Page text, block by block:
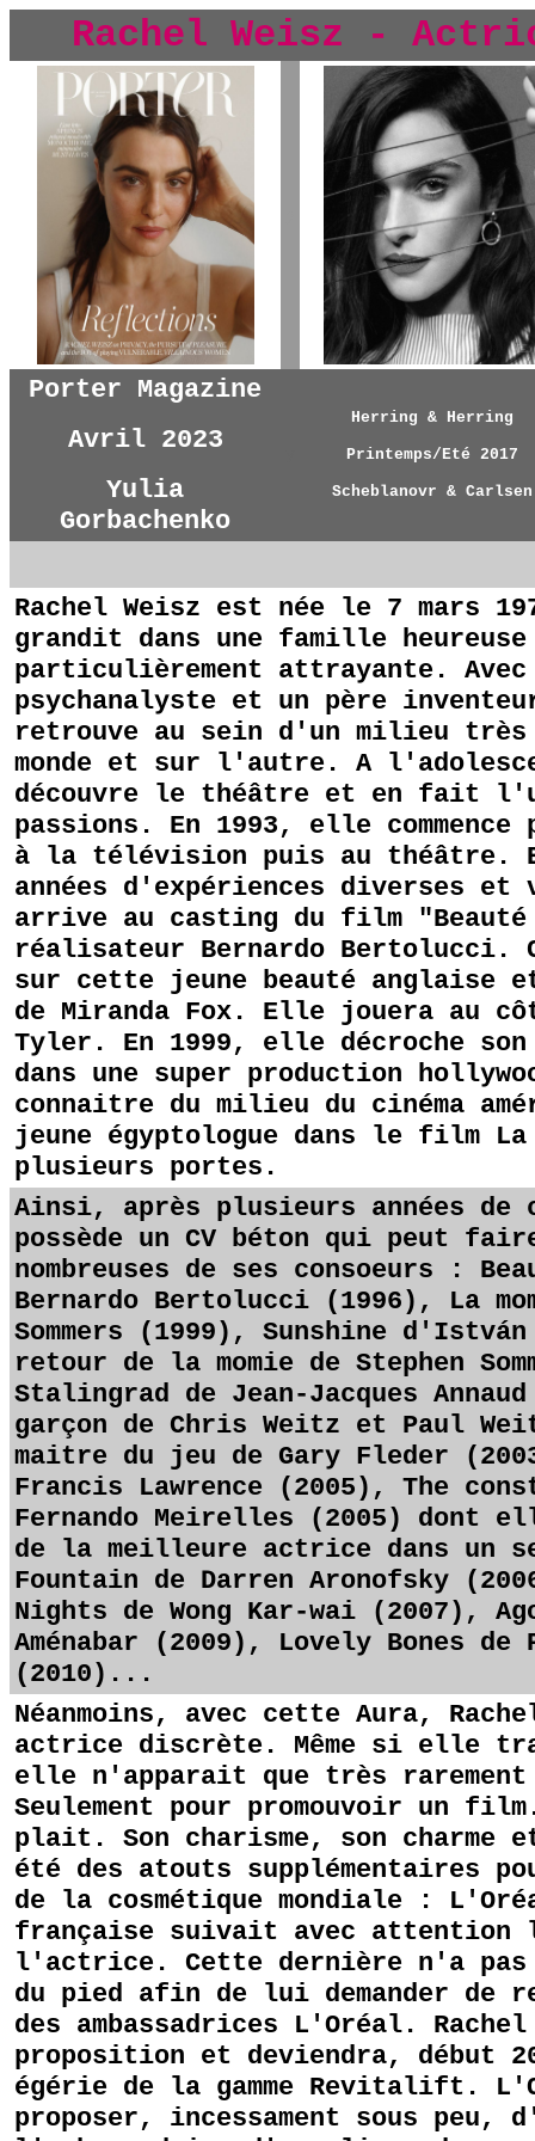
Rachel Weisz -
Porter Magazine
Avril 2023
Yulia
Gorbachenko
Herring & Herring
Printemps/Eté 2017
Scheblanovr & Carlsen
Rachel Weisz est née le 7 mars
grandit dans une famille
particulièrement attrayante. Avec
psychanalyste et un père
retrouve au sein d'un milieu
monde et sur l'autre. A
découvre le théâtre et en fait
passions. En 1993, elle
à la télévision puis au théâtre.
années d'expériences diverses
arrive au casting du film "Beauté
réalisateur Bernardo Bertolucci.
sur cette jeune beauté anglaise
de Miranda Fox. Elle jouera au
Tyler. En 1999, elle décroche
dans une super production
connaitre du milieu du cinéma
jeune égyptologue dans le film
plusieurs portes.
Ainsi, après plusieurs années de
possède un CV béton qui peut
nombreuses de ses consoeurs :
Bernardo Bertolucci (1996), La
Sommers (1999), Sunshine
retour de la momie de Stephen
Stalingrad de Jean-Jacques
garçon de Chris Weitz et Paul
maitre du jeu de Gary Fleder
Francis Lawrence (2005), The
Fernando Meirelles (2005) dont
de la meilleure actrice dans un
Fountain de Darren Aronofsky
Nights de Wong Kar-wai (2007),
Aménabar (2009), Lovely Bones de
(2010)...
Néanmoins, avec cette Aura,
actrice discrète. Même si elle
elle n'apparait que très
Seulement pour promouvoir un
plait. Son charisme, son charme
été des atouts supplémentaires
de la cosmétique mondiale :
française suivait avec attention
l'actrice. Cette dernière n'a
du pied afin de lui demander de
des ambassadrices L'Oréal.
proposition et deviendra, début
égérie de la gamme Revitalift.
proposer, incessament sous peu,